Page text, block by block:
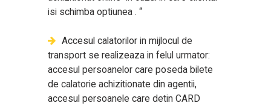
isi schimba optiunea . “
Accesul calatorilor in mijlocul de
transport se realizeaza in felul urmator:
accesul persoanelor care poseda bilete
de calatorie achizitionate din agentii,
accesul persoanele care detin CARD